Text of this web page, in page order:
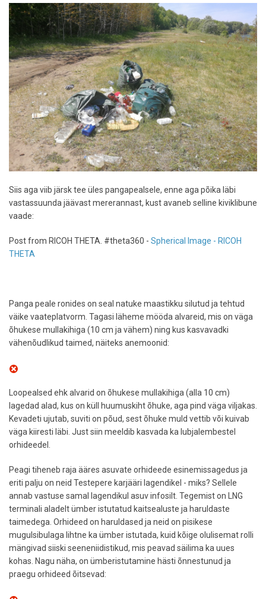
Siis aga viib järsk tee üles pangapealsele, enne aga põika läbi
vastassuunda jäävast mererannast, kust avaneb selline kiviklibune
vaade:
Post from RICOH THETA. #theta360 - Spherical Image - RICOH
THETA
Panga peale ronides on seal natuke maastikku silutud ja tehtud
väike vaateplatvorm. Tagasi läheme mööda alvareid, mis on väga
õhukese mullakihiga (10 cm ja vähem) ning kus kasvavadki
vähenõudlikud taimed, näiteks anemoonid:
Loopealsed ehk alvarid on õhukese mullakihiga (alla 10 cm)
lagedad alad, kus on küll huumuskiht õhuke, aga pind väga viljakas.
Kevadeti ujutab, suviti on põud, sest õhuke muld vettib või kuivab
väga kiiresti läbi. Just siin meeldib kasvada ka lubjalembestel
orhideedel.
Peagi tiheneb raja ääres asuvate orhideede esinemissagedus ja
eriti palju on neid Testepere karjääri lagendikel - miks? Sellele
annab vastuse samal lagendikul asuv infosilt. Tegemist on LNG
terminali aladelt ümber istutatud kaitsealuste ja haruldaste
taimedega. Orhideed on haruldased ja neid on pisikese
mugulsibulaga lihtne ka ümber istutada, kuid kõige olulisemat rolli
mängivad siiski seeneniidistikud, mis peavad säilima ka uues
kohas. Nagu näha, on ümberistutamine hästi õnnestunud ja
praegu orhideed õitsevad: